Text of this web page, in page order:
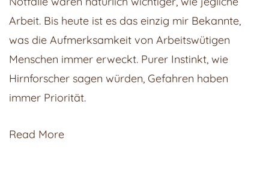
Arbeit. Bis heute ist es das einzig mir Bekannte,
was die Aufmerksamkeit von Arbeitswütigen
Menschen immer erweckt. Purer Instinkt, wie
Hirnforscher sagen würden, Gefahren haben
immer Priorität.
Read More